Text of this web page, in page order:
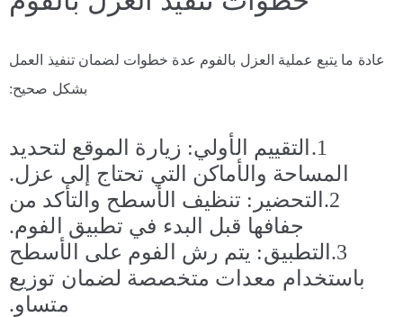
عادة ما يتبع عملية العزل بالفوم عدة خطوات لضمان تنفيذ العمل
بشكل صحيح:
1.التقييم الأولي: زيارة الموقع لتحديد
المساحة والأماكن التي تحتاج إلى عزل.
2.التحضير: تنظيف الأسطح والتأكد من
جفافها قبل البدء في تطبيق الفوم.
3.التطبيق: يتم رش الفوم على الأسطح
باستخدام معدات متخصصة لضمان توزيع
متساوٍ.